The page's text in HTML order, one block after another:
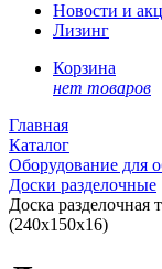
Новости и
Лизинг
Корзина
нет товаров
Главная
Каталог
Оборудование для
Доски разделочные
Доска разделочная
(240х150х16)